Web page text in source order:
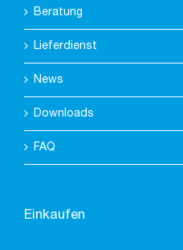
Beratung
Lieferdienst
News
Downloads
FAQ
Einkaufen